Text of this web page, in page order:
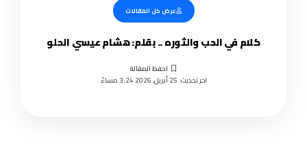
عرض كل المقالات
كلام في الحب والثوره .. بقلم: هشام عيسي الحلو
اخر تحديث: 25 أبريل, 2026 3:24 مساءً